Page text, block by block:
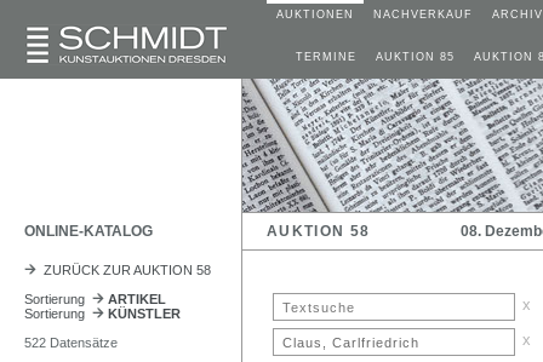
AUKTIONEN NACHVERKAUF ARCHIV
TERMINE AUKTION 85 AUKTION
ONLINE-KATALOG AUKTION 58 08.
ZURÜCK ZUR AUKTION 58
Sortierung
ARTIKEL
Sortierung
KÜNSTLER
522 Datensätze
x
x